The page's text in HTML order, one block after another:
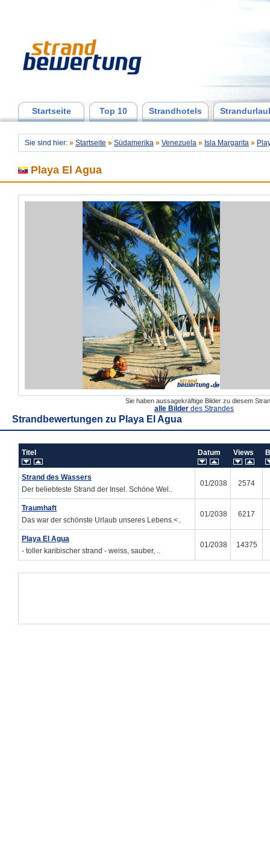
Startseite Top 10 Strandhotels
Sie sind hier: » Startseite » Südamerika » Venezuela » Isla Margarita »
Playa El Agua
Sie haben aussagekräftige Bilder zu diesem
alle Bilder des Strandes
Strandbewertungen zu Playa El Agua
Titel Datum Views
Strand des Wassers
Der beliebteste Strand der Insel. Schöne Wel..
01/2038 2574
Traumhaft
Das war der schönste Urlaub unseres Lebens.<..
01/2038 6217
Playa El Agua
- toller karibischer strand - weiss, sauber, ..
01/2038 14375